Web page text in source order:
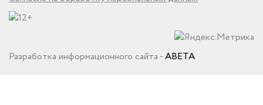
Разработка информационного сайта -ABETA